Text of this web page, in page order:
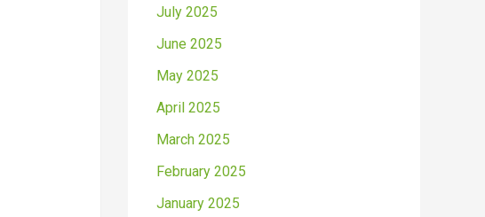
July 2025
June 2025
May 2025
April 2025
March 2025
February 2025
January 2025